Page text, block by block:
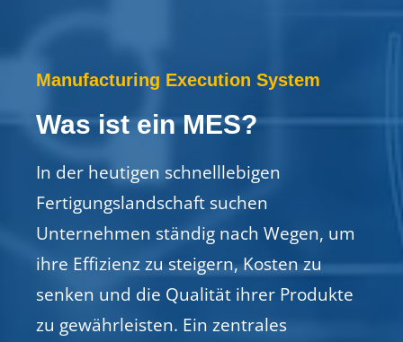
Manufacturing Execution System
Was ist ein MES?
In der heutigen schnelllebigen
Fertigungslandschaft suchen
Unternehmen ständig nach Wegen, um
ihre Effizienz zu steigern, Kosten zu
senken und die Qualität ihrer Produkte
zu gewährleisten. Ein zentrales